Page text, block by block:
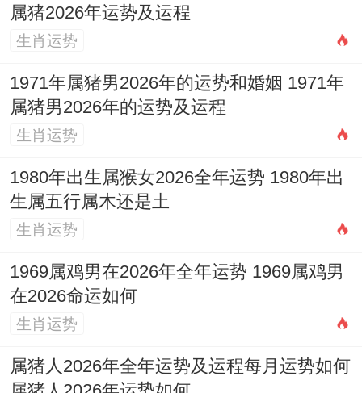
彭祖百忌:己不破券 巳不远行
相冲:蛇日冲（癸亥）猪 今日胎神:占门床;外
正南
喜神：东北 福神:正北 财神：正北 阳贵神：
今日所宜:安机械,纳采。订盟;祭祀，祈福、
求嗣，开光；普渡，出行，出火...拆卸，修
造，动土，进人口，开市，交易，立券，移
徙，安床，栽种，上梁，纳畜；破土,移柩、
安葬。
今日所忌：入宅；嫁娶 掘井，牧养
属猪2026年运势及运程
生肖运势
1971年属猪男2026年的运势和婚姻 1971年
属猪男2026年的运势及运程
生肖运势
1980年出生属猴女2026全年运势 1980年出
生属五行属木还是土
生肖运势
1969属鸡男在2026年全年运势 1969属鸡男
在2026命运如何
生肖运势
属猪人2026年全年运势及运程每月运势如何